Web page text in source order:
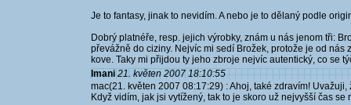
Je to fantasy, jinak to nevidím. A nebo je to dělaný podle
Dobrý platnéře, resp. jejich výrobky, znám u nás jenom tři:
převážně do ciziny. Nejvíc mi sedí Brožek, protože je od
kove. Taky mi přijdou ty jeho zbroje nejvíc autentický, co se
Imani 21. květen 2007 18:10:55
mac(21. květen 2007 08:17:29) : Ahoj, také zdravím!
Když vidím, jak jsi vytížený, tak to je skoro už nejvyšší čas se